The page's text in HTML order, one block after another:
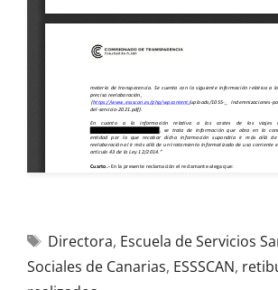
Directora, Escuela de Servicios
Sociales de Canarias, ESSSCAN,